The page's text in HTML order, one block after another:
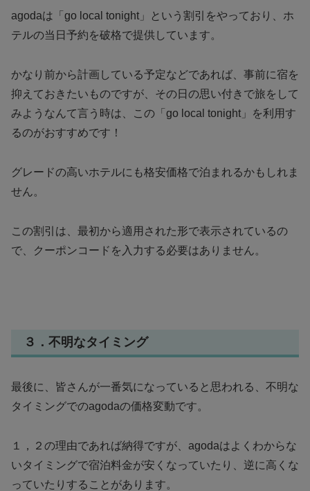
agodaは「go local tonight」という割引をやっており、ホ
テルの当日予約を破格で提供しています。
かなり前から計画している予定などであれば、事前に宿を
抑えておきたいものですが、その日の思い付きで旅をして
みようなんて言う時は、この「go local tonight」を利用す
るのがおすすめです！
グレードの高いホテルにも格安価格で泊まれるかもしれま
せん。
この割引は、最初から適用された形で表示されているの
で、クーポンコードを入力する必要はありません。
３．不明なタイミング
最後に、皆さんが一番気になっていると思われる、不明な
タイミングでのagodaの価格変動です。
１，２の理由であれば納得ですが、agodaはよくわからな
いタイミングで宿泊料金が安くなっていたり、逆に高くな
っていたりすることがあります。